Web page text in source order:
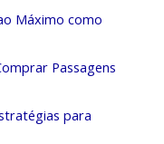
Máximo como
Passagens
para